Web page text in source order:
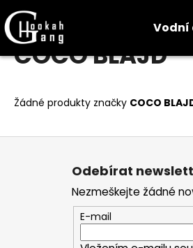
na
obsah
Vodní
Domů
COCO BLAJD
Žádné produkty značky COCO
o
š
í
Zpět
do
Zpět
do
Z
Odebírat
Nezmeškejte žádné
E-mail